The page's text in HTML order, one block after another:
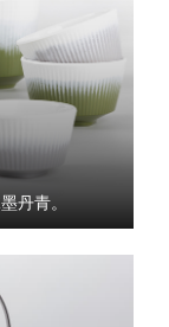
丹青。